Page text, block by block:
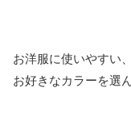
お洋服に使いやすい
お好きなカラーを選